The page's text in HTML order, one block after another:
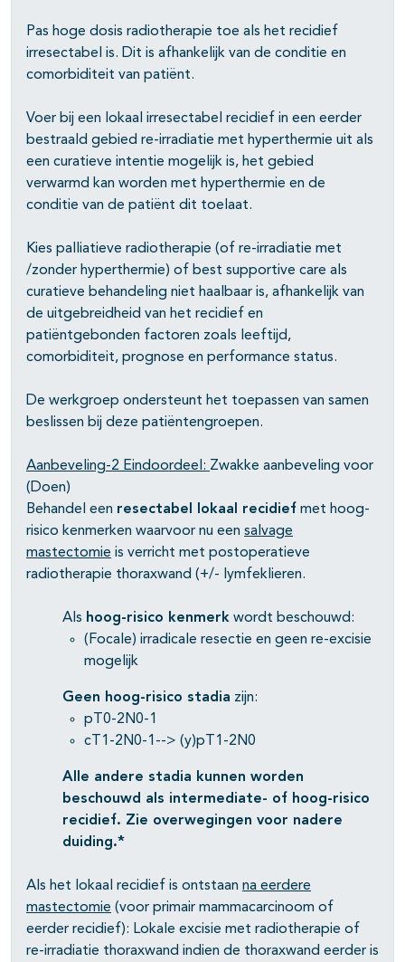
open- en dichtklappen
Pas hoge dosis radiotherapie toe als het recidief
irresectabel is. Dit is afhankelijk van de conditie en
comorbiditeit van patiënt.
Voer bij een lokaal irresectabel recidief in een eerder
bestraald gebied re-irradiatie met hyperthermie uit als
een curatieve intentie mogelijk is, het gebied
verwarmd kan worden met hyperthermie en de
conditie van de patiënt dit toelaat.
Kies palliatieve radiotherapie (of re-irradiatie met
/zonder hyperthermie) of best supportive care als
curatieve behandeling niet haalbaar is, afhankelijk van
de uitgebreidheid van het recidief en
patiëntgebonden factoren zoals leeftijd,
comorbiditeit, prognose en performance status.
De werkgroep ondersteunt het toepassen van samen
beslissen bij deze patiëntengroepen.
Aanbeveling-2 Eindoordeel: Zwakke aanbeveling voor
(Doen)
Behandel een resectabel lokaal recidief met hoog-
risico kenmerken waarvoor nu een salvage
mastectomie is verricht met postoperatieve
radiotherapie thoraxwand (+/- lymfeklieren.
Als hoog-risico kenmerk wordt beschouwd:
(Focale) irradicale resectie en geen re-excisie
mogelijk
Geen hoog-risico stadia zijn:
pT0-2N0-1
cT1-2N0-1--> (y)pT1-2N0
Alle andere stadia kunnen worden
beschouwd als intermediate- of hoog-risico
recidief. Zie overwegingen voor nadere
duiding.*
Als het lokaal recidief is ontstaan na eerdere
mastectomie (voor primair mammacarcinoom of
eerder recidief): Lokale excisie met radiotherapie of
re-irradiatie thoraxwand indien de thoraxwand eerder is